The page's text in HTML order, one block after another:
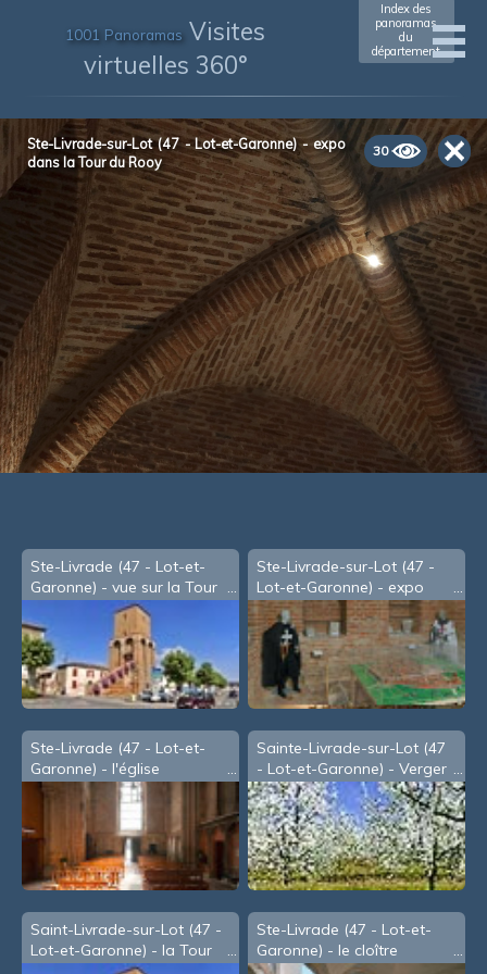
1001 Panoramas Visites
virtuelles 360°
Index des
panoramas
du
département
30
Ste-Livrade-sur-Lot (47 - Lot-et-Garonne) - expo
dans la Tour du Rooy
Ste-Livrade (47 - Lot-et-
Garonne) - vue sur la Tour
Ste-Livrade-sur-Lot (47 -
Lot-et-Garonne) - expo
dans la Tour du Rooy
Ste-Livrade (47 - Lot-et-
Garonne) - l'église
Sainte-Livrade-sur-Lot (47
- Lot-et-Garonne) - Verger
de pruniers en fleurs
Saint-Livrade-sur-Lot (47 -
Lot-et-Garonne) - la Tour
Ste-Livrade (47 - Lot-et-
Garonne) - le cloître